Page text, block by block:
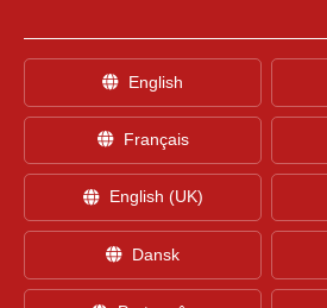
English
Français
English (UK)
Dansk